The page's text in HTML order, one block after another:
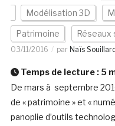
Modélisation 3D
Patrimoine Réseaux
03/11/2016 par Naïs Souillard
Temps de lecture : 5
De mars à septembre
de « patrimoine » et «
panoplie d’outils